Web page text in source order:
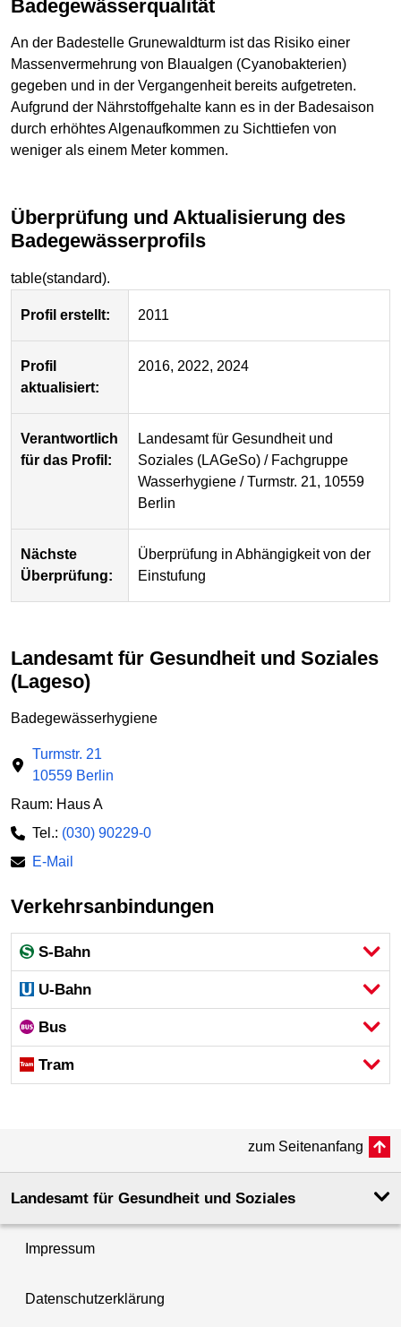
Badegewässerqualität
An der Badestelle Grunewaldturm ist das Risiko einer
Massenvermehrung von Blaualgen (Cyanobakterien)
gegeben und in der Vergangenheit bereits aufgetreten.
Aufgrund der Nährstoffgehalte kann es in der Badesaison
durch erhöhtes Algenaufkommen zu Sichttiefen von
weniger als einem Meter kommen.
Überprüfung und Aktualisierung des
Badegewässerprofils
table(standard).
Profil erstellt: 2011
Profil
aktualisiert:
2016, 2022, 2024
Verantwortlich
für das Profil:
Landesamt für Gesundheit und
Soziales (LAGeSo) / Fachgruppe
Wasserhygiene / Turmstr. 21, 10559
Berlin
Nächste
Überprüfung:
Überprüfung in Abhängigkeit von der
Einstufung
Landesamt für Gesundheit und Soziales
(Lageso)
Badegewässerhygiene
Turmstr. 21
10559 Berlin
Raum: Haus A
Tel.: (030) 90229-0
E-Mail
Verkehrsanbindungen
S-Bahn
U-Bahn
Bus
Tram
zum Seitenanfang
Landesamt für Gesundheit und Soziales
Impressum
Datenschutzerklärung